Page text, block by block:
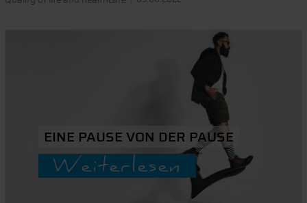
EINE PAUSE VON DER PAUSE
Weiterlesen